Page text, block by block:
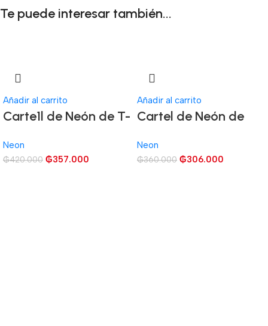
Te puede interesar también...
Añadir al carrito
Carte1l de Neón de T-
Neon
₲420.000 ₲357.000
Añadir al carrito
Cartel de Neón de
Neon
₲360.000 ₲306.000